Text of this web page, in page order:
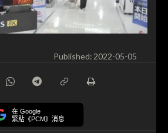
Published:2022-05-05
在 Google
緊貼《PCM》消息